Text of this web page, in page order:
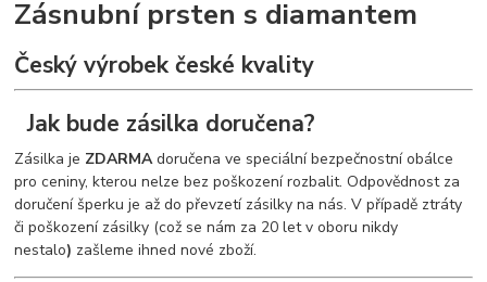
Zásnubní prsten s diamantem
Český výrobek české kvality
Jak bude zásilka doručena?
Zásilka je ZDARMAdoručena ve speciální bezpečnostní obálce
pro ceniny, kterou nelze bez poškození rozbalit. Odpovědnost za
doručení šperku je až do převzetí zásilky na nás. V případě ztráty
či poškození zásilky (což se nám za 20 let v oboru nikdy
nestalo) zašleme ihned nové zboží.